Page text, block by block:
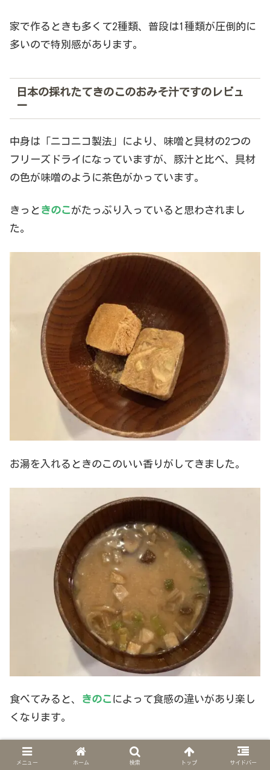
家で作るときも多くて2種類、普段は1種類が圧倒的に
多いので特別感があります。
日本の採れたてきのこのおみそ汁ですのレビュ
ー
中身は「ニコニコ製法」により、味噌と具材の2つの
フリーズドライになっていますが、豚汁と比べ、具材
の色が味噌のように茶色がかっています。
きっと きのこがたっぷり入っていると思わされまし
た。
お湯を入れるときのこのいい香りがしてきました。
食べてみると、 きのこ によって食感の違いがあり楽し
くなります。
ぬるっとした なめこ 、とろんと しいたけ 、シャキシャ
メニュー ホーム 検索 トップ サイドバー